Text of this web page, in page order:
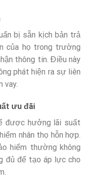
bị sẵn kịch bản trả
của họ trong trường
thông tin. Điều này
phát hiện ra sự liên
vay.
ưu đãi
được hưởng lãi suất
nhân thọ hỗn hợp.
hiểm thường không
đủ để tạo áp lực cho